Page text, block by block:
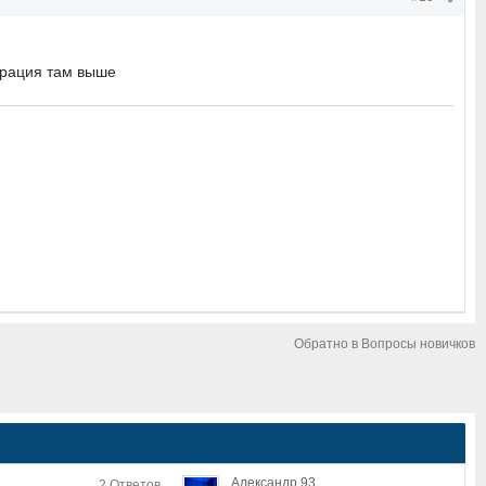
там выше
Обратно в Вопросы новичков
Александр 93